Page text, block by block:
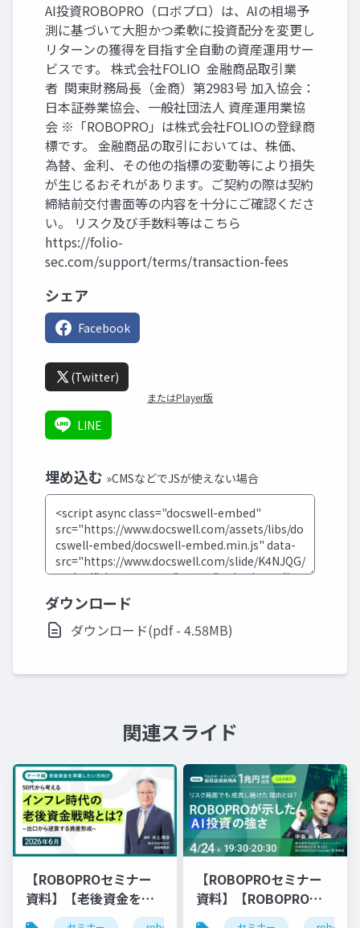
AI投資ROBOPRO（ロボプロ）は、AIの相場予
測に基づいて大胆かつ柔軟に投資配分を変更し
リターンの獲得を目指す全自動の資産運用サー
ビスです。 株式会社FOLIO 金融商品取引業
者 関東財務局長（金商）第2983号 加入協会：
日本証券業協会、一般社団法人 資産運用業協
会 ※「ROBOPRO」は株式会社FOLIOの登録商
標です。 金融商品の取引においては、株価、
為替、金利、その他の指標の変動等により損失
が生じるおそれがあります。ご契約の際は契約
締結前交付書面等の内容を十分にご確認くださ
い。 リスク及び手数料等はこちら
https://folio-
sec.com/support/terms/transaction-fees
シェア
Facebook
(Twitter)
またはPlayer版
LINE
埋め込む »CMSなどでJSが使えない場合
ダウンロード
ダウンロード(pdf - 4.58MB)
関連スライド
【ROBOPROセミナー
資料】【老後資金を準
備したい方向け】50代
【ROBOPROセミナー
資料】【ROBOPRO特
別編】FOLIOホールデ